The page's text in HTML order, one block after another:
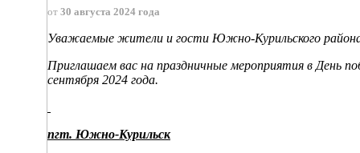
от 30 августа 2024 года
Уважаемые жители и гости Южно-Курильского
Приглашаем вас на праздничные мероприятия в День
сентября 2024 года.
пгт. Южно-Курильск